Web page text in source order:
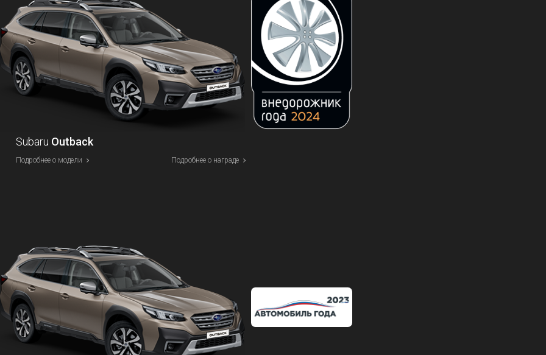
Subaru Outback
Подробнее о модели Подробнее о награде